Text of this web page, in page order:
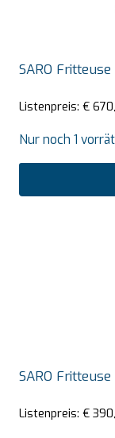
SARO
Listenpreis: €
Nur noch 1
SARO
Listenpreis: €